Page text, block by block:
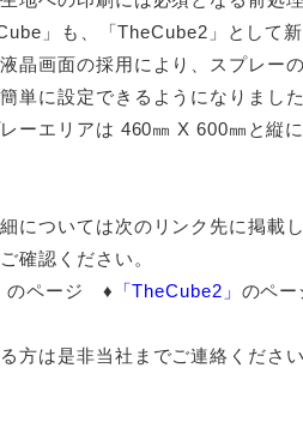
」も、「TheCube2」として
晶画面の採用により、スプレー
単に設定できるようになりまし
ーエリアは 460㎜ X 600㎜と縦
については次のリンク先に掲載
確認ください。
のページ ♦ 「TheCube2」 のペー
方は是非当社までご連絡くださ